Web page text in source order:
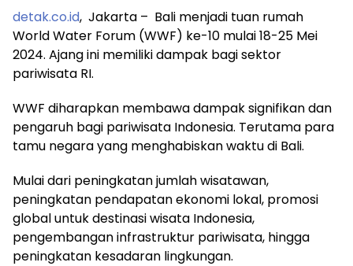
detak.co.id, Jakarta – Bali menjadi tuan rumah
World Water Forum (WWF) ke-10 mulai 18-25 Mei
2024. Ajang ini memiliki dampak bagi sektor
pariwisata RI.
WWF diharapkan membawa dampak signifikan dan
pengaruh bagi pariwisata Indonesia. Terutama para
tamu negara yang menghabiskan waktu di Bali.
Mulai dari peningkatan jumlah wisatawan,
peningkatan pendapatan ekonomi lokal, promosi
global untuk destinasi wisata Indonesia,
pengembangan infrastruktur pariwisata, hingga
peningkatan kesadaran lingkungan.